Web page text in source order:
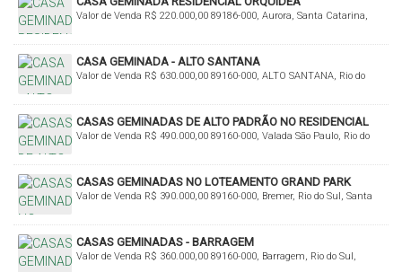
R$ 220.000,00
Valor de Venda
89186-000, Aurora, Santa Catarina,
CASA GEMINADA - ALTO SANTANA
R$ 630.000,00
Valor de Venda
89160-000, ALTO SANTANA, Rio do
CASAS GEMINADAS DE ALTO PADRÃO NO RESIDENCIAL
VILLA DI ROMA
R$ 490.000,00
Valor de Venda
89160-000, Valada São Paulo, Rio do
CASAS GEMINADAS NO LOTEAMENTO GRAND PARK
R$ 390.000,00
Valor de Venda
89160-000, Bremer, Rio do Sul, Santa
CASAS GEMINADAS - BARRAGEM
R$ 360.000,00
Valor de Venda
89160-000, Barragem, Rio do Sul,